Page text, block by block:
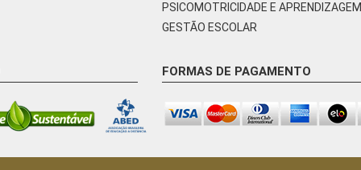
PSICOMOTRICIDADE E APRENDIZAGEM
GESTÃO ESCOLAR
FORMAS DE PAGAMENTO